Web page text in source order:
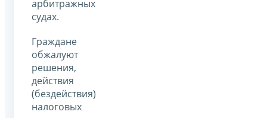
арбитражных
судах.
Граждане
обжалуют
решения,
действия
(бездействия)
налоговых